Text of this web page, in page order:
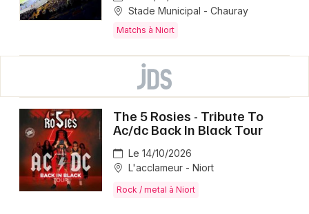
Stade Municipal - Chauray
Matchs à Niort
The 5 Rosies - Tribute To
Ac/dc Back In Black Tour
Le 14/10/2026
L'acclameur - Niort
Rock / metal à Niort